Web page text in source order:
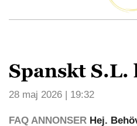
Spanskt S.L.
28 maj 2026 | 19:32
FAQ ANNONSER Hej.